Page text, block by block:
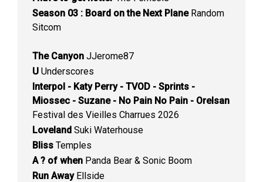
Season 03 : Board on the Next PlaneRandom
Sitcom
The Canyon JJerome87
U Underscores
Interpol - Katy Perry - TVOD - Sprints -
Miossec - Suzane - No Pain No Pain - Orelsan
Festival des Vieilles Charrues 2026
Loveland Suki Waterhouse
Bliss Temples
A ? of when Panda Bear & Sonic Boom
Run AwayEllside